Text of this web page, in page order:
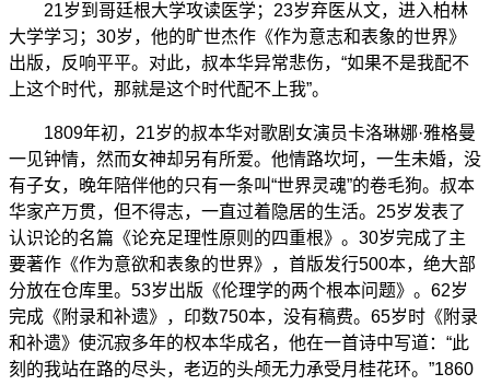
21岁到哥廷根大学攻读医学；23岁弃医从文，进入柏林
大学学习；30岁，他的旷世杰作《作为意志和表象的世界》
出版，反响平平。对此，叔本华异常悲伤，“如果不是我配不
上这个时代，那就是这个时代配不上我”。
1809年初，21岁的叔本华对歌剧女演员卡洛琳娜·雅格曼
一见钟情，然而女神却另有所爱。他情路坎坷，一生未婚，没
有子女，晚年陪伴他的只有一条叫“世界灵魂”的卷毛狗。叔本
华家产万贯，但不得志，一直过着隐居的生活。25岁发表了
认识论的名篇《论充足理性原则的四重根》。30岁完成了主
要著作《作为意欲和表象的世界》，首版发行500本，绝大部
分放在仓库里。53岁出版《伦理学的两个根本问题》。62岁
完成《附录和补遗》，印数750本，没有稿费。65岁时《附录
和补遗》使沉寂多年的权本华成名，他在一首诗中写道：“此
刻的我站在路的尽头，老迈的头颅无力承受月桂花环。”1860